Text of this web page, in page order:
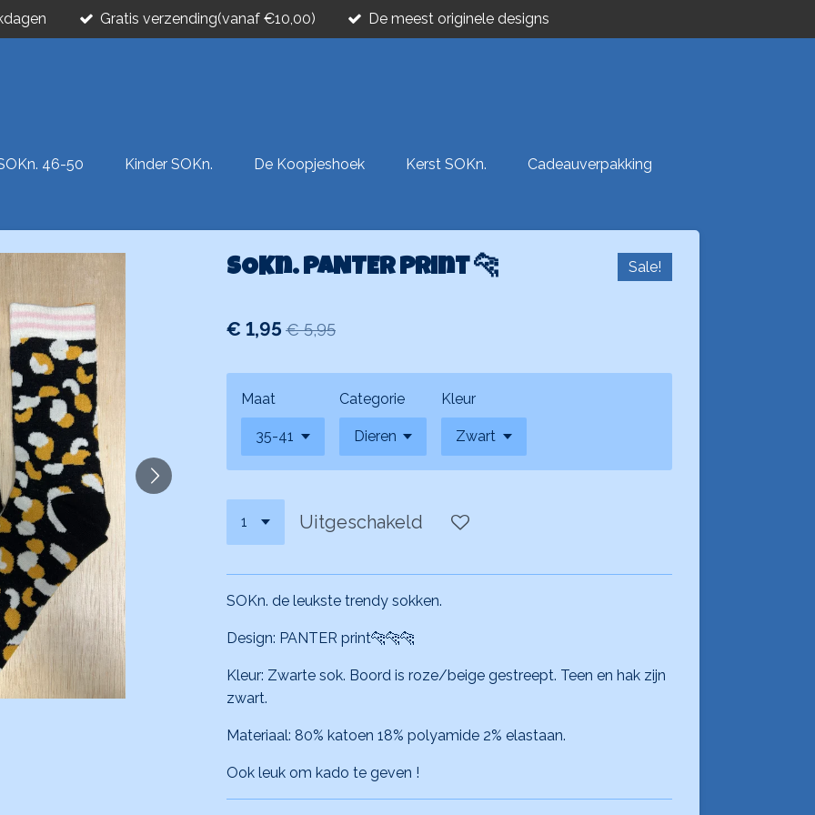
Gratis verzending(vanaf €10,00) De meest originele designs
46-50 Kinder SOKn. De Koopjeshoek Kerst SOKn.
Cadeauverpakking
SOKn. PANTER print 🐆 Sale!
€ 1,95 € 5,95
Maat Categorie Kleur
Uitgeschakeld
SOKn. de leukste trendy sokken.
Design: PANTER print🐆🐆🐆
Kleur: Zwarte sok. Boord is roze/beige gestreept. Teen en hak zijn
zwart.
Materiaal: 80% katoen 18% polyamide 2% elastaan.
Ook leuk om kado te geven !